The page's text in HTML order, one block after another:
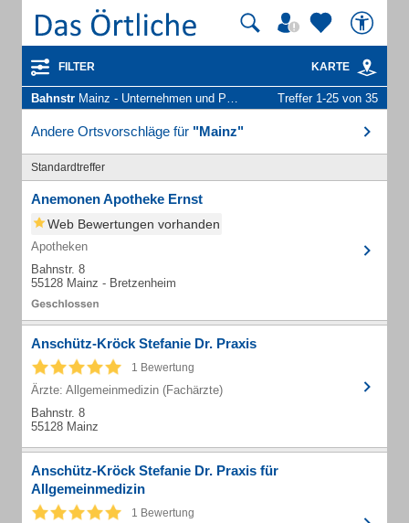
FILTER KARTE
Bahnstr Mainz - Unternehmen und Personen Treffer 1-25 von 35
Andere Ortsvorschläge für "Mainz"
Standardtreffer
Anemonen Apotheke Ernst
Web Bewertungen vorhanden
Apotheken
Bahnstr. 8
55128 Mainz - Bretzenheim
Anschütz-Kröck Stefanie Dr. Praxis
1 Bewertung
Ärzte: Allgemeinmedizin (Fachärzte)
Bahnstr. 8
55128 Mainz
Anschütz-Kröck Stefanie Dr. Praxis für
Allgemeinmedizin
1 Bewertung